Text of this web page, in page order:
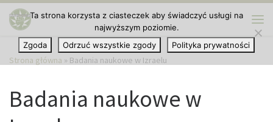
Przejdź do treści
Strona główna » Badania naukowe w Izraelu
Badania naukowe w
Ta strona korzysta z ciasteczek aby świadczyć usługi na
najwyższym poziomie.
Zgoda
Odrzuć wszystkie zgody Polityka prywatności